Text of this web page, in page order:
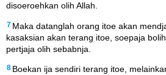
disoeroehkan olih Allah.
7 Maka datanglah orang itoe akan
kasaksian akan terang itoe, soepaja
pertjaja olih sebabnja.
8 Boekan ija sendiri terang itoe,